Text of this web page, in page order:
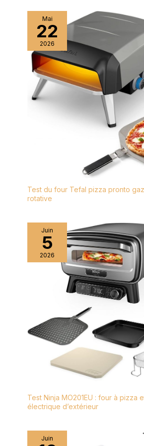
cuisson
plus
une grille
une plaque
cuisson
et des
silicone.
Mai
22
2026
Test du four Tefal pizza pronto
rotative
Juin
5
2026
Test Ninja MO201EU : four à pizza
électrique d’extérieur
Juin